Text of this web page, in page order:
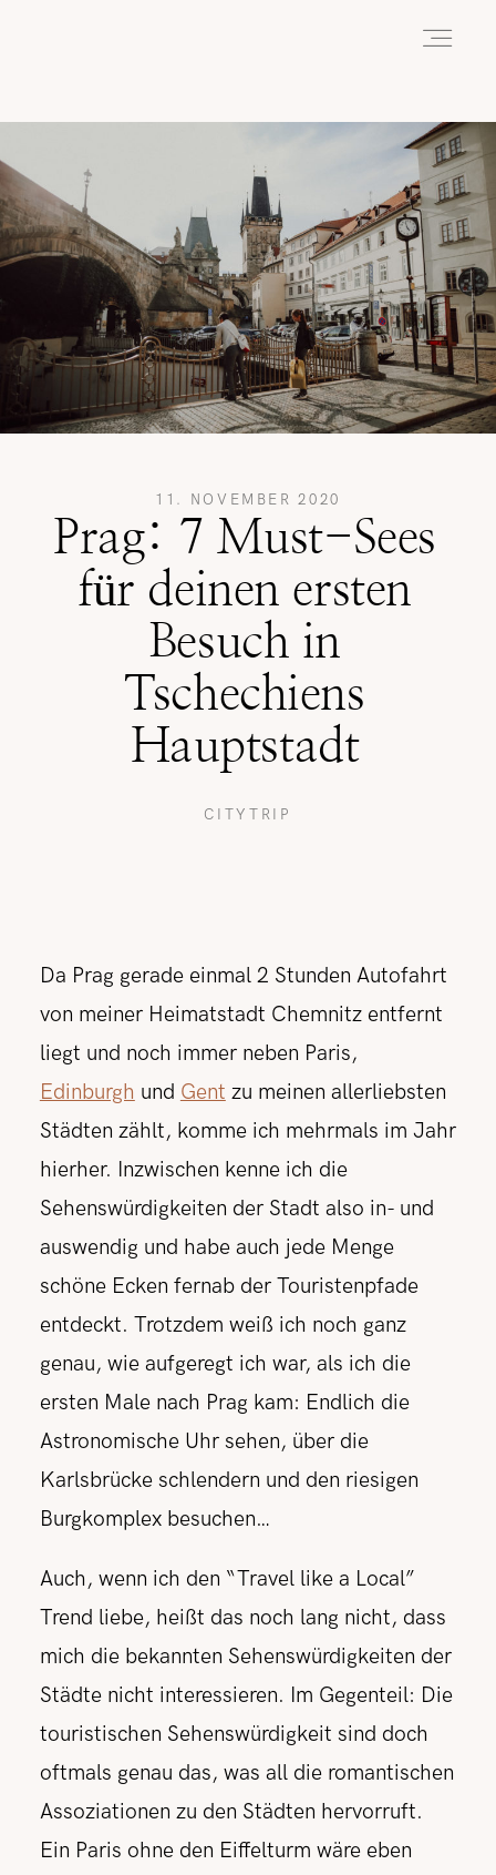
11. NOVEMBER 2020
Prag: 7 Must-Sees
für deinen ersten
Besuch in
Tschechiens
Hauptstadt
CITYTRIP
Da Prag gerade einmal 2 Stunden Autofahrt
von meiner Heimatstadt Chemnitz entfernt
liegt und noch immer neben Paris,
Edinburgh und Gent zu meinen allerliebsten
Städten zählt, komme ich mehrmals im Jahr
hierher. Inzwischen kenne ich die
Sehenswürdigkeiten der Stadt also in- und
auswendig und habe auch jede Menge
schöne Ecken fernab der Touristenpfade
entdeckt. Trotzdem weiß ich noch ganz
genau, wie aufgeregt ich war, als ich die
ersten Male nach Prag kam: Endlich die
Astronomische Uhr sehen, über die
Karlsbrücke schlendern und den riesigen
Burgkomplex besuchen…
Auch, wenn ich den “Travel like a Local”
Trend liebe, heißt das noch lang nicht, dass
mich die bekannten Sehenswürdigkeiten der
Städte nicht interessieren. Im Gegenteil: Die
touristischen Sehenswürdigkeit sind doch
oftmals genau das, was all die romantischen
Assoziationen zu den Städten hervorruft.
Ein Paris ohne den Eiffelturm wäre eben
ABOUT
REISEN
WANDERN
REISETIPPS
SHOP
KONTAKT